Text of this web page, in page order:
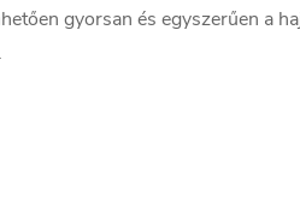
gyorsan és egyszerűen a